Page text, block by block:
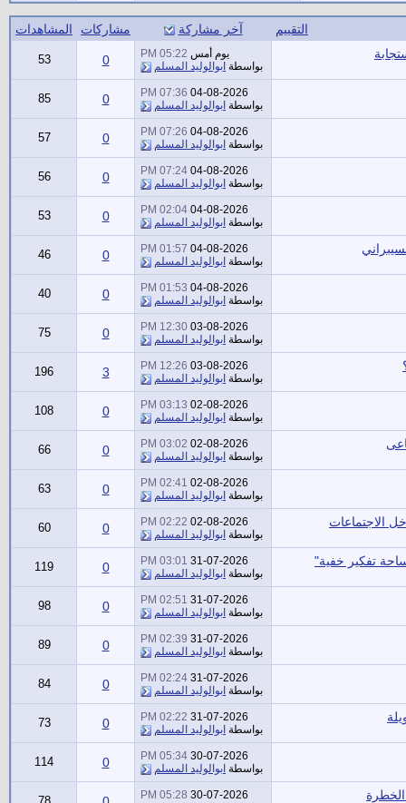
التقييم آخر مشاركة مشاركات
المشاهدات
يوم أمس 05:22 PM
بواسطة ابوالوليد المسلم 0
53
04-08-2026
07:36 PM
بواسطة ابوالوليد المسلم 0
85
04-08-2026
07:26 PM
بواسطة ابوالوليد المسلم 0
57
04-08-2026
07:24 PM
بواسطة ابوالوليد المسلم 0
56
04-08-2026
02:04 PM
بواسطة ابوالوليد المسلم 0
53
04-08-2026
01:57 PM
بواسطة ابوالوليد المسلم 0
46
04-08-2026
01:53 PM
بواسطة ابوالوليد المسلم 0
40
03-08-2026
12:30 PM
بواسطة ابوالوليد المسلم 0
75
03-08-2026
12:26 PM
بواسطة ابوالوليد المسلم 3
196
02-08-2026
03:13 PM
بواسطة ابوالوليد المسلم 0
108
02-08-2026
03:02 PM
بواسطة ابوالوليد المسلم 0
66
02-08-2026
02:41 PM
بواسطة ابوالوليد المسلم 0
63
02-08-2026
02:22 PM
بواسطة ابوالوليد المسلم 0
60
تفكير خفية" 31-07-2026
03:01 PM
بواسطة ابوالوليد المسلم 0
119
31-07-2026
02:51 PM
بواسطة ابوالوليد المسلم 0
98
31-07-2026
02:39 PM
بواسطة ابوالوليد المسلم 0
89
31-07-2026
02:24 PM
بواسطة ابوالوليد المسلم 0
84
31-07-2026
02:22 PM
بواسطة ابوالوليد المسلم 0
73
30-07-2026
05:34 PM
بواسطة ابوالوليد المسلم 0
114
30-07-2026
05:28 PM